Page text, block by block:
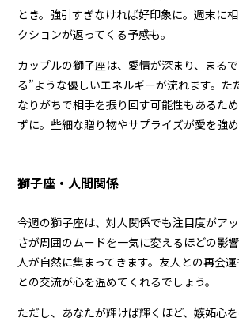
とき。強引すぎなければ好印象に。週末に
クションが返ってくる予感も。
カップルの獅子座は、愛情が深まり、まる
る”ような優しいエネルギーが流れます。た
なりがちで相手を振り回す可能性もあるた
ずに。些細な贈り物やサプライズが愛を強め
獅子座・人間関係
今週の獅子座は、対人関係でも注目度がア
さが周囲のムードを一気に変えるほどの影
人が自然に集まってきます。友人との再会
との交流が心を温めてくれるでしょう。
ただし、あなたが輝けば輝くほど、嫉妬心